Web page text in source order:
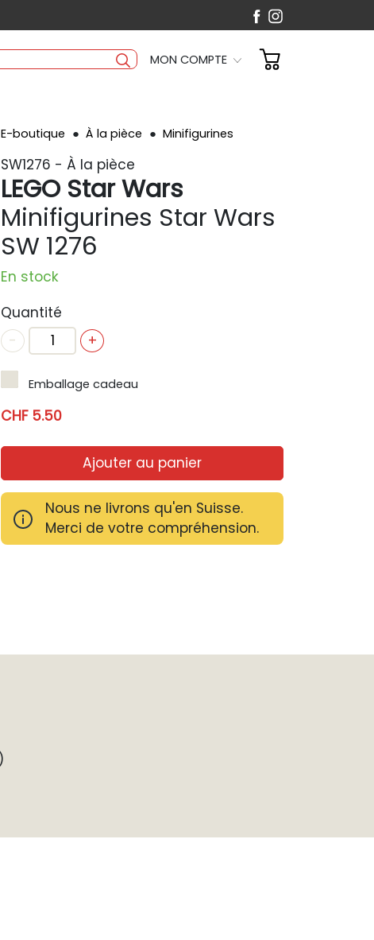
MON COMPTE
E-boutique À la pièce Minifigurines
SW1276 - À la pièce
LEGO Star Wars
Minifigurines Star Wars
SW 1276
En stock
Quantité
-
+
Emballage cadeau
CHF 5.50
Ajouter au panier
Nous ne livrons qu'en Suisse.
Merci de votre compréhension.